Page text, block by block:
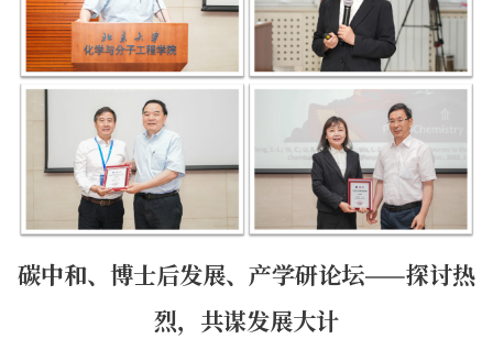
碳中和、博士后发展、产学研论坛——探讨热
烈， 共谋发展大计